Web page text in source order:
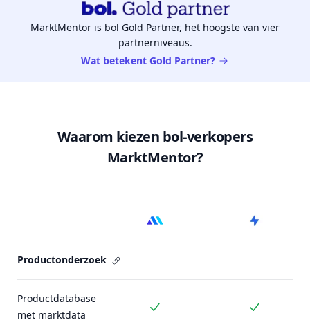
MarktMentor is bol Gold Partner, het hoogste van vier
partnerniveaus.
Wat betekent Gold Partner?
Waarom kiezen bol-verkopers
MarktMentor?
Productonderzoek
Productdatabase
met marktdata
Inbegrepen